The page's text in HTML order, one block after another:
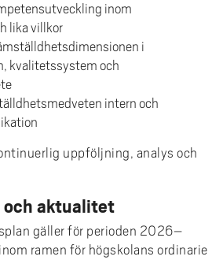
inom
lika villkor
i
kvalitetssystem och
intern och
uppföljning, analys och
aktualitet
gäller för perioden 2026–
ramen för högskolans ordinarie